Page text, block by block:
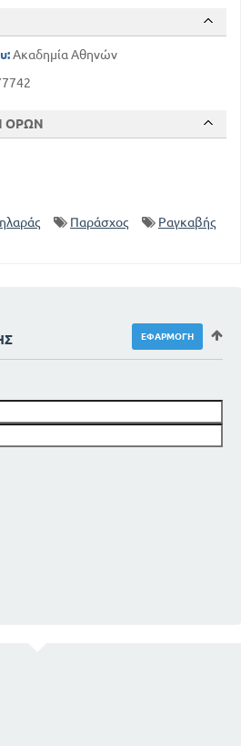
Ακαδημία Αθηνών
ΟΡΩΝ
Παράσχος Ραγκαβής